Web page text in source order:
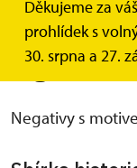
Děkujeme za
prohlídek s
30. srpna a 27.
Slatiňany O
Negativy s